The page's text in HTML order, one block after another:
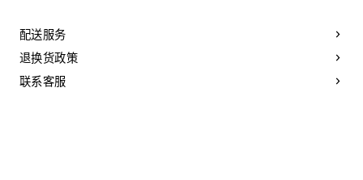
配送服务
退换货政策
联系客服